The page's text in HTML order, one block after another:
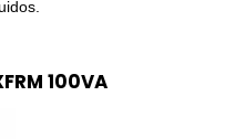
100VA